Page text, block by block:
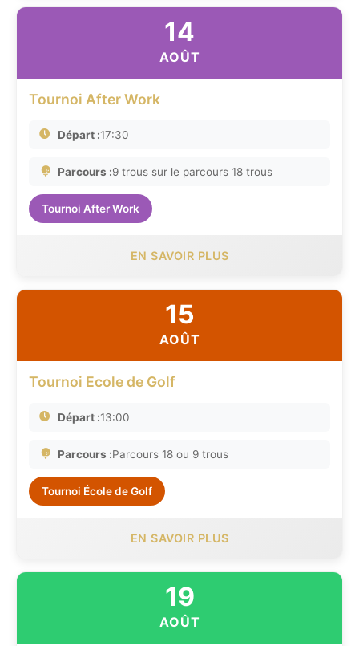
14
AOÛT
Tournoi After Work
Départ :17:30
Parcours :9 trous sur le parcours 18 trous
Tournoi After Work
EN SAVOIR PLUS
15
AOÛT
Tournoi Ecole de Golf
Départ :13:00
Parcours :Parcours 18 ou 9 trous
Tournoi École de Golf
EN SAVOIR PLUS
19
AOÛT